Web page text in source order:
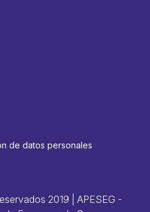
de datos personales
2019 | APESEG -